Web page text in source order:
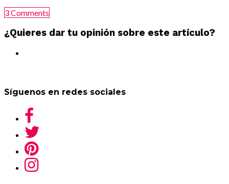
3 Comments
¿Quieres dar tu opinión sobre este artículo?
Síguenos en redes sociales